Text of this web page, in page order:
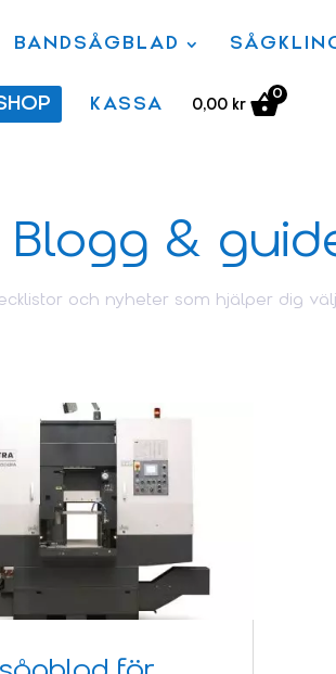
BANDSÅGBLAD
KASSA 0,00 kr
0
Blogg &
och nyheter som hjälper dig